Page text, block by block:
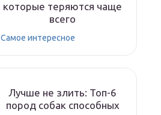
которые теряются чаще
всего
Самое интересное
Лучше не злить: Топ-6
пород собак способных